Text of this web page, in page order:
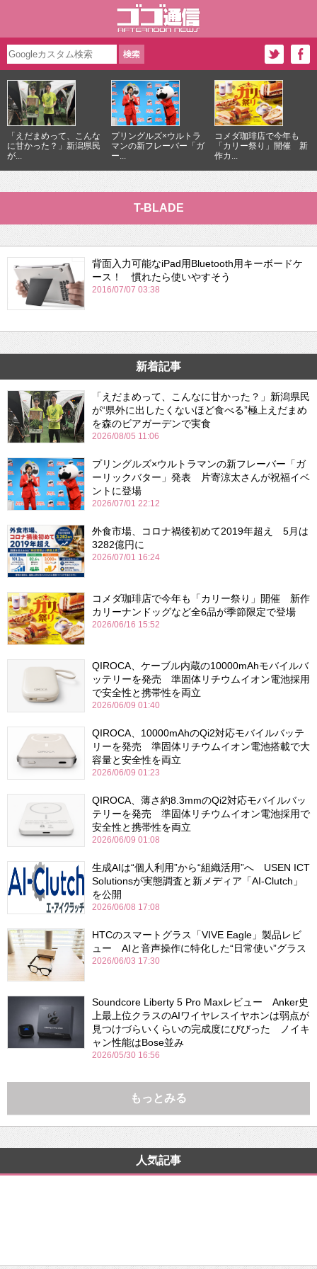
「えだまめって、こんな
に甘かった？」新潟県民
が...
プリングルズ×ウルトラ
マンの新フレーバー「ガ
ー...
コメダ珈琲店で今年も
「カリー祭り」開催 新
作カ...
T-BLADE
背面入力可能なiPad用Bluetooth用キーボードケ
ース！ 慣れたら使いやすそう
2016/07/07 03:38
新着記事
「えだまめって、こんなに甘かった？」新潟県民
が“県外に出したくないほど食べる”極上えだまめ
を森のビアガーデンで実食
2026/08/05 11:06
プリングルズ×ウルトラマンの新フレーバー「ガ
ーリックバター」発表 片寄涼太さんが祝福イベ
ントに登場
2026/07/01 22:12
外食市場、コロナ禍後初めて2019年超え 5月は
3282億円に
2026/07/01 16:24
コメダ珈琲店で今年も「カリー祭り」開催 新作
カリーナンドッグなど全6品が季節限定で登場
2026/06/16 15:52
QIROCA、ケーブル内蔵の10000mAhモバイルバ
ッテリーを発売 準固体リチウムイオン電池採用
で安全性と携帯性を両立
2026/06/09 01:40
QIROCA、10000mAhのQi2対応モバイルバッテ
リーを発売 準固体リチウムイオン電池搭載で大
容量と安全性を両立
2026/06/09 01:23
QIROCA、薄さ約8.3mmのQi2対応モバイルバッ
テリーを発売 準固体リチウムイオン電池採用で
安全性と携帯性を両立
2026/06/09 01:08
生成AIは“個人利用”から“組織活用”へ USEN ICT
Solutionsが実態調査と新メディア「AI-Clutch」
を公開
2026/06/08 17:08
HTCのスマートグラス「VIVE Eagle」製品レビ
ュー AIと音声操作に特化した“日常使い”グラス
2026/06/03 17:30
Soundcore Liberty 5 Pro Maxレビュー Anker史
上最上位クラスのAIワイヤレスイヤホンは弱点が
見つけづらいくらいの完成度にびびった ノイキ
ャン性能はBose並み
2026/05/30 16:56
もっとみる
人気記事